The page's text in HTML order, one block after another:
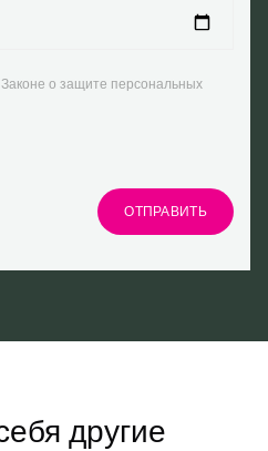
о защите персональных
ОТПРАВИТЬ
другие